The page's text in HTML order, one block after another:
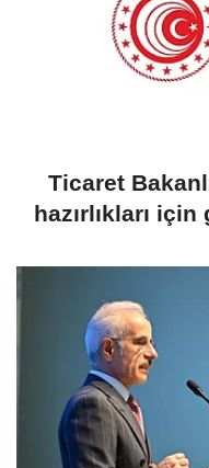
Ticaret
hazırlıkları